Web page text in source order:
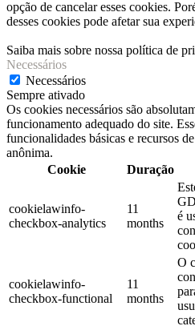
opção de cancelar esses cookies.
desses cookies pode afetar sua
Saiba mais sobre nossa política de
Necessários
Necessários
Sempre ativado
Os cookies necessários são
funcionamento adequado do site.
funcionalidades básicas e recursos
anônima.
Cookie
Duração
cookielawinfo-
checkbox-analytics
11
months
é
cookielawinfo-
checkbox-functional
11
months
O